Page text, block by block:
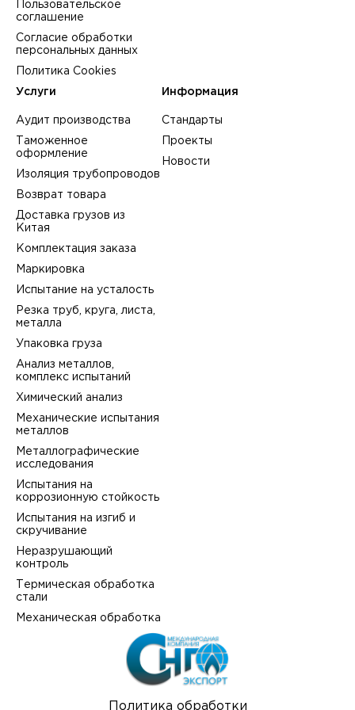
Политика обработки
Пользовательское
соглашение
Согласие обработки
персональных данных
Политика Cookies
Услуги
Аудит производства
Таможенное
оформление
Изоляция трубопроводов
Возврат товара
Доставка грузов из
Китая
Комплектация заказа
Маркировка
Испытание на усталость
Резка труб, круга, листа,
металла
Упаковка груза
Анализ металлов,
комплекс испытаний
Химический анализ
Механические испытания
металлов
Металлографические
исследования
Испытания на
коррозионную стойкость
Испытания на изгиб и
скручивание
Неразрушающий
контроль
Термическая обработка
стали
Механическая обработка
Информация
Стандарты
Проекты
Новости